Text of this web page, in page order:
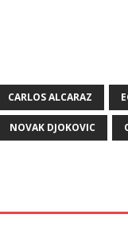
CARLOS ALCARAZ
NOVAK DJOKOVIC